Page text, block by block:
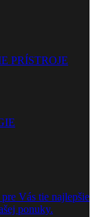
PRÍSTROJE
Vás tie najlepšie
ponuky.